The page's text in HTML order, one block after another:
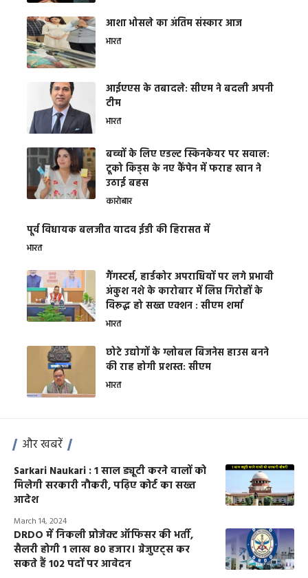
आशा भोसले का अंतिम संस्कार आज
भारत
आईएएस के तबादले: सीएम ने बदली अपनी
टीम
भारत
बच्चों के लिए एडल्ट स्किनकेयर पर सवाल:
टूको किड्स के नए कैंपेन में फराह खान ने
उठाई बहस
कारोबार
पूर्व विधायक बलजीत यादव ईडी की हिरासत में
भारत
गैंगस्टर्स, हार्डकोर अपराधियों पर लगे प्रभावी
अंकुश नशे के कारोबार में लिप्त गिरोहों के
विरूद्ध हो सख्त एक्शन : सीएम शर्मा
भारत
छोटे उद्योगों के ग्लोबल बिजनेस हाउस बनने
की राह होगी प्रशस्त: सीएम
भारत
और खबरें
Sarkari Naukari : 1 साल ड्यूटी करने वालों को
मिलेगी सरकारी नौकरी, पढ़िए कोर्ट का सख्त
आदेश
March 14, 2024
DRDO में निकली प्रोजेक्ट ऑफिसर की भर्ती,
सैलरी होगी 1 लाख 80 हजार। ग्रेजुएट्स कर
सकते हैं 102 पदों पर आवेदन